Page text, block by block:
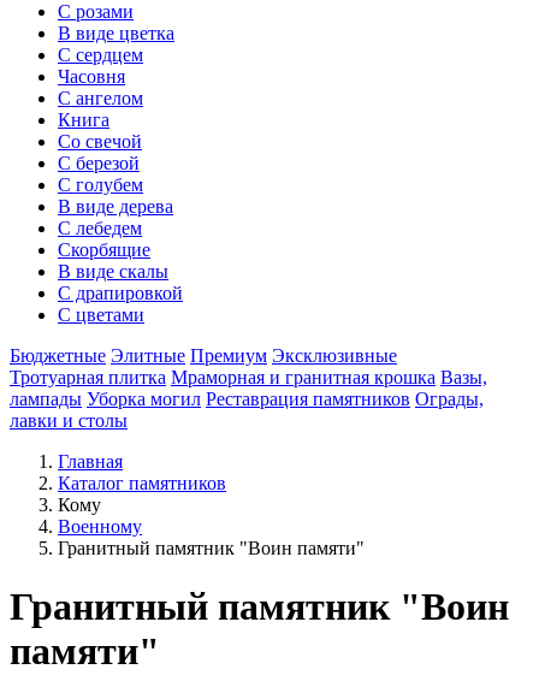
С розами
В виде цветка
С сердцем
Часовня
С ангелом
Книга
Со свечой
С березой
С голубем
В виде дерева
С лебедем
Скорбящие
В виде скалы
С драпировкой
С цветами
Бюджетные Элитные Премиум Эксклюзивные
Тротуарная плитка Мраморная и гранитная крошка Вазы,
лампады Уборка могил Реставрация памятников Ограды,
лавки и столы
Главная
Каталог памятников
Кому
Военному
Гранитный памятник "Воин памяти"
Гранитный памятник "Воин
памяти"